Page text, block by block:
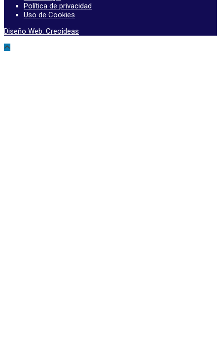
Política de privacidad
Uso de Cookies
Diseño Web: Creoideas